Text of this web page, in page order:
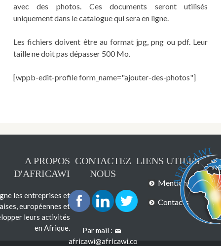
avec des photos. Ces documents seront utilisés
uniquement dans le catalogue qui sera en ligne.
Les fichiers doivent être au format jpg, png ou pdf. Leur
taille ne doit pas dépasser 500 Mo.
[wppb-edit-profile form_name="ajouter-des-photos"]
A PROPOS
D'AFRICAWI
les entreprises et
européennes et
leurs activités
en Afrique.
CONTACTEZ
NOUS
Par mail :
africawi@africawi.co
LIENS UTILES
Mentions légales
Contacts